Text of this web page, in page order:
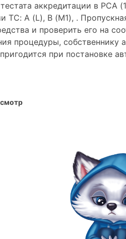
аккредитации в РСА
A (L), B (M1), .
и проверить его на
процедуры, собственнику
при постановке